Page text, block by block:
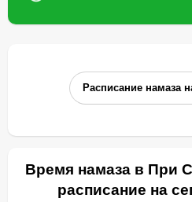
Расписание намаза
Время намаза в При
расписание на